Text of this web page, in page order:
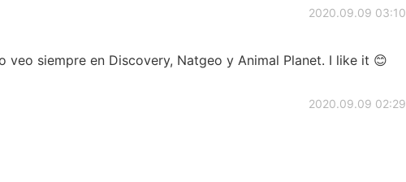
2020.09.09 03:10
veo siempre en Discovery, Natgeo y Animal Planet. I like it 😊
2020.09.09 02:29